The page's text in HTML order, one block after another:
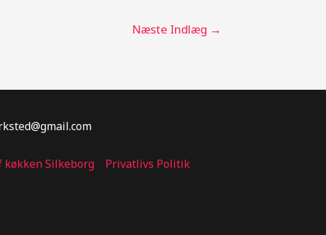
Næste Indlæg →
køkken Silkeborg Privatlivs Politik